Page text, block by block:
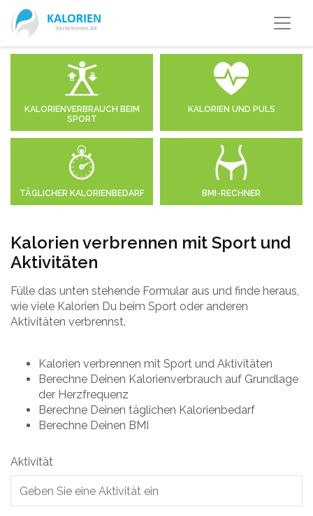
KALORIENVERBRAUCH BEIM
SPORT
KALORIEN UND PULS
TÄGLICHER KALORIENBEDARF BMI-RECHNER
Kalorien verbrennen mit Sport und
Aktivitäten
Fülle das unten stehende Formular aus und finde heraus,
wie viele Kalorien Du beim Sport oder anderen
Aktivitäten verbrennst.
Kalorien verbrennen mit Sport und Aktivitäten
Berechne Deinen Kalorienverbrauch auf Grundlage
der Herzfrequenz
Berechne Deinen täglichen Kalorienbedarf
Berechne Deinen BMI
Aktivität